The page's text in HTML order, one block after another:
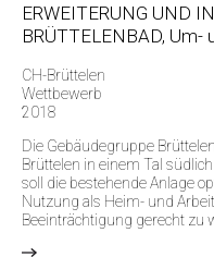
ERWEITERUNG UND
BRÜTTELENBAD, Um-
CH-Brüttelen
Wettbewerb
2018
Die Gebäudegruppe
Brüttelen in einem Tal
soll die bestehende Anlage
Nutzung als Heim- und
Beeinträchtigung gerecht zu